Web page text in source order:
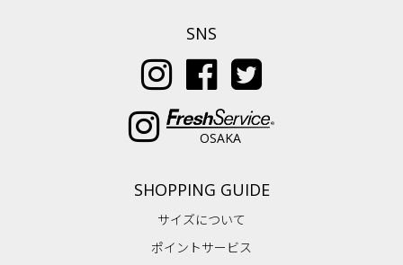
SNS
OSAKA
SHOPPING GUIDE
サイズについて
ポイントサービス